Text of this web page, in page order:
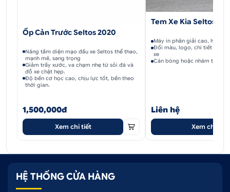
Ốp Cản Trước Seltos 2020
Nâng tầm diện mạo đầu xe Seltos thể thao,
mạnh mẽ, sang trọng
Giảm trầy xước, va chạm nhẹ từ sỏi đá và
đỗ xe chật hẹp.
Độ bền cơ học cao, chịu lực tốt, bền theo
thời gian.
1,500,000đ
Xem chi tiết
Tem Xe Kia Seltos -
Máy in phân giải cao, hình
Đổi màu, logo, chi tiết theo
xe
Cán bóng hoặc nhám tùy
Liên hệ
Xem chi tiết
HỆ THỐNG CỬA HÀNG